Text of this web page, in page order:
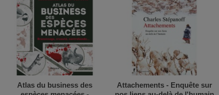
Atlas du business des
Attachements - Enquête sur